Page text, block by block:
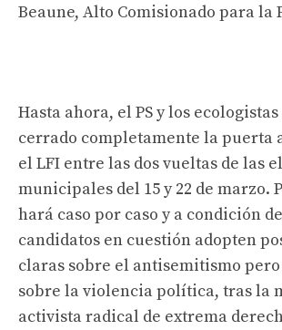
Beaune, Alto Comisionado para la
Hasta ahora, el PS y los
cerrado completamente la puerta
el LFI entre las dos vueltas de las
municipales del 15 y 22 de marzo.
hará caso por caso y a condición
candidatos en cuestión adopten
claras sobre el antisemitismo
sobre la violencia política, tras la
activista radical de extrema